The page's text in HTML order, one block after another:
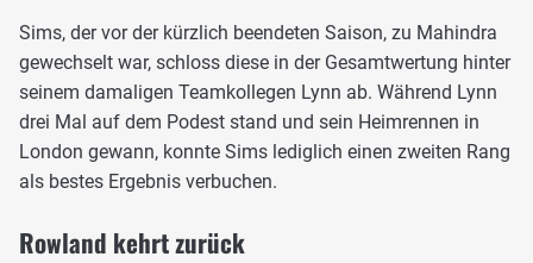
Sims, der vor der kürzlich beendeten Saison, zu Mahindra
gewechselt war, schloss diese in der Gesamtwertung hinter
seinem damaligen Teamkollegen Lynn ab. Während Lynn
drei Mal auf dem Podest stand und sein Heimrennen in
London gewann, konnte Sims lediglich einen zweiten Rang
als bestes Ergebnis verbuchen.
Rowland kehrt zurück